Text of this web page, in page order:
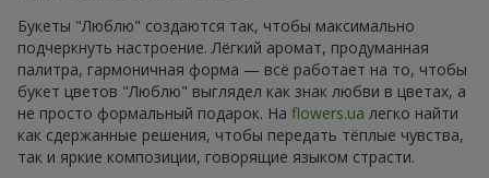
Букеты "Люблю" создаются так, чтобы максимально
подчеркнуть настроение. Лёгкий аромат, продуманная
палитра, гармоничная форма — всё работает на то, чтобы
букет цветов "Люблю" выглядел как знак любви в цветах, а
не просто формальный подарок. На flowers.ua легко найти
как сдержанные решения, чтобы передать тёплые чувства,
так и яркие композиции, говорящие языком страсти.